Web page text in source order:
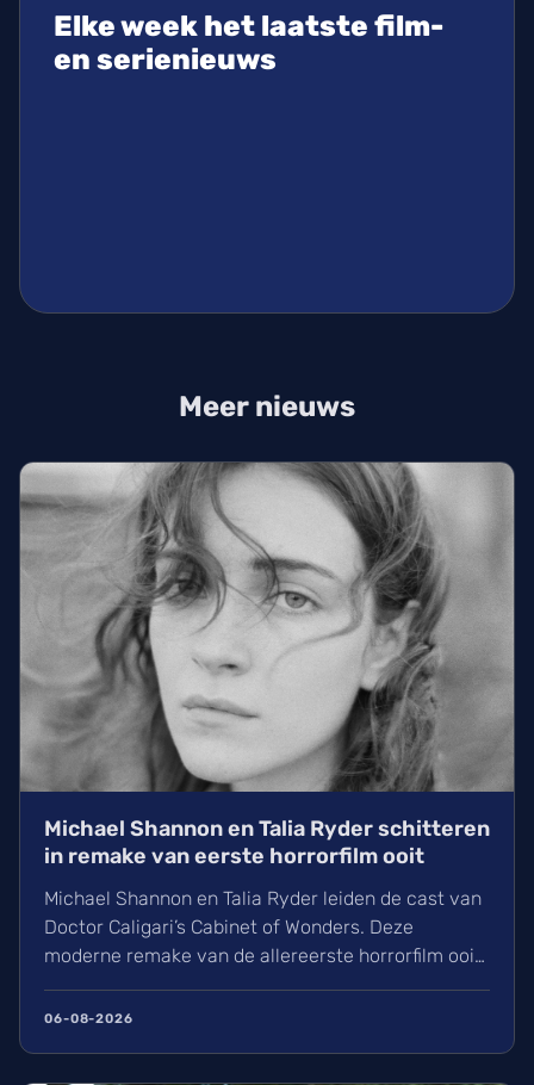
Elke week het laatste film-
en serienieuws
Meer nieuws
Michael Shannon en Talia Ryder schitteren
in remake van eerste horrorfilm ooit
Michael Shannon en Talia Ryder leiden de cast van
Doctor Caligari’s Cabinet of Wonders. Deze
moderne remake van de allereerste horrorfilm ooit
John Erick Dowdle volgen wij het mysterie rond
06-08-2026